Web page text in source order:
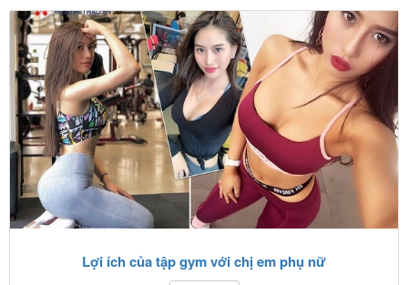
Lợi ích của tập gym với chị em phụ nữ